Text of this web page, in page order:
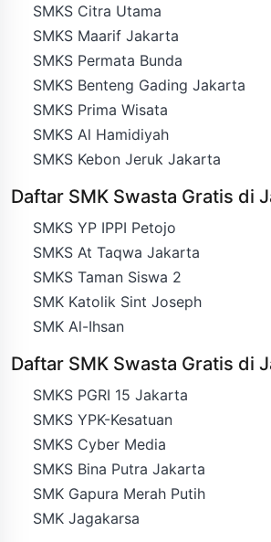
SMKS Citra Utama
SMKS Maarif Jakarta
SMKS Permata Bunda
SMKS Benteng Gading Jakarta
SMKS Prima Wisata
SMKS Al Hamidiyah
SMKS Kebon Jeruk Jakarta
Daftar SMK Swasta Gratis di
SMKS YP IPPI Petojo
SMKS At Taqwa Jakarta
SMKS Taman Siswa 2
SMK Katolik Sint Joseph
SMK Al-Ihsan
Daftar SMK Swasta Gratis di
SMKS PGRI 15 Jakarta
SMKS YPK-Kesatuan
SMKS Cyber Media
SMKS Bina Putra Jakarta
SMK Gapura Merah Putih
SMK Jagakarsa